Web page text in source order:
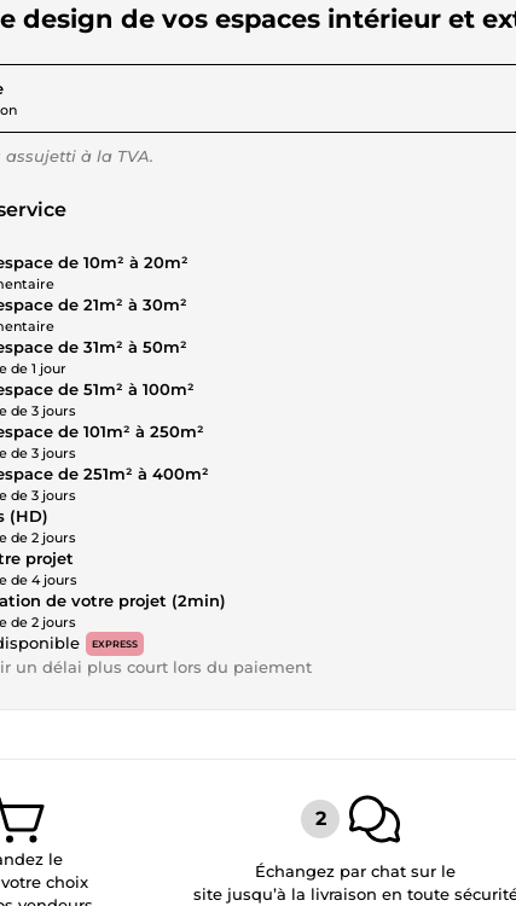
design de vos espaces intérieur et
pour 17,34 $US
assujetti à la TVA.
espace de 10m² à 20m²
de 21m² à 30m²
de 31m² à 50m²
de 1 jour
espace de 51m² à 100m²
de 3 jours
de 101m² à 250m²
de 3 jours
de 251m² à 400m²
de 3 jours
(HD)
de 2 jours
projet
de 4 jours
de votre projet (2min)
de 2 jours
EXPRESS
un délai plus court lors du paiement
le
choix
Échangez par chat sur le
site jusqu’à la livraison en toute